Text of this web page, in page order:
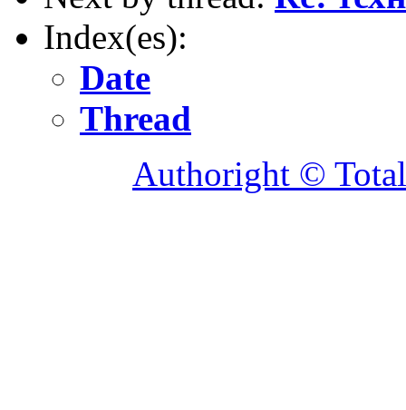
Index(es):
Date
Thread
Authoright ©